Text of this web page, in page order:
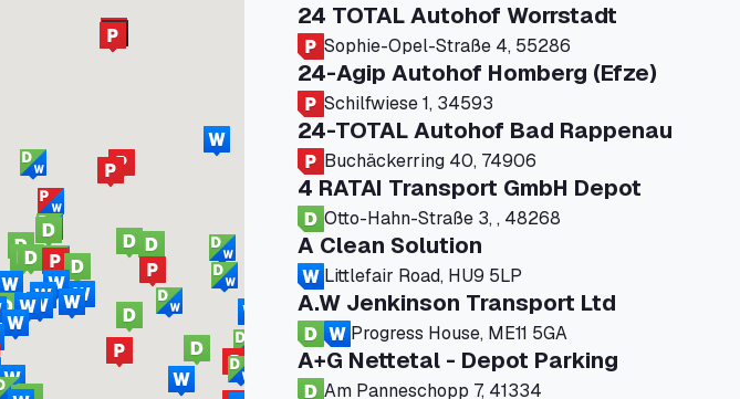
24 TOTAL Autohof Worrstadt
Sophie-Opel-Straße 4, 55286
24-Agip Autohof Homberg (Efze)
Schilfwiese 1, 34593
24-TOTAL Autohof Bad Rappenau
Buchäckerring 40, 74906
4 RATAI Transport GmbH Depot
Otto-Hahn-Straße 3, , 48268
A Clean Solution
Littlefair Road, HU9 5LP
A.W Jenkinson Transport Ltd
Progress House, ME11 5GA
A+G Nettetal - Depot Parking
Am Panneschopp 7, 41334